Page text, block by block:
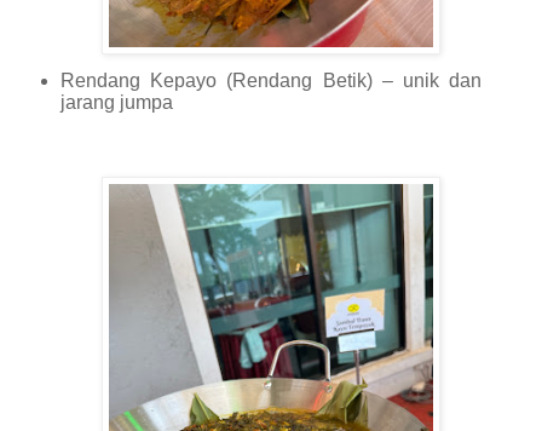
Rendang Kepayo (Rendang Betik) – unik dan
jarang jumpa